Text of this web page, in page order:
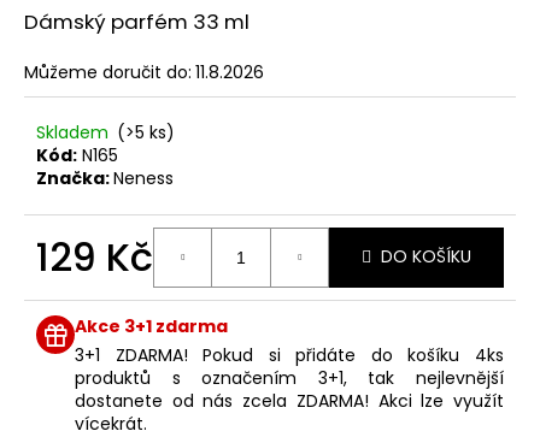
z
5
Dámský parfém 33 ml
Můžeme doručit do: 11.8.2026
Skladem (>5 ks)
Kód: N165
Značka:Neness
129 Kč
cena:
DO KOŠÍKU
Akce 3+1 zdarma
3+1 ZDARMA! Pokud si přidáte do košíku 4ks
produktů s označením 3+1, tak nejlevnější
dostanete od nás zcela ZDARMA! Akci lze využít
vícekrát.
u
e
e
129
Kč